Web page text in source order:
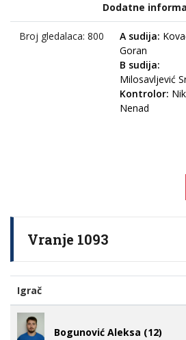
Dodatne
Broj gledalaca: 800 A sudija:
Goran
B sudija:
Milosavljević
Kontrolor:
Nenad
Vranje 1093
Igrač
Bogunović Aleksa (12)